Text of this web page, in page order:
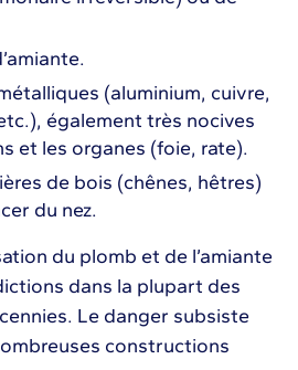
(aluminium, cuivre,
également très nocives
et les organes (foie, rate).
de bois (chênes, hêtres)
du nez.
du plomb et de l’amiante
dans la plupart des
Le danger subsiste
constructions